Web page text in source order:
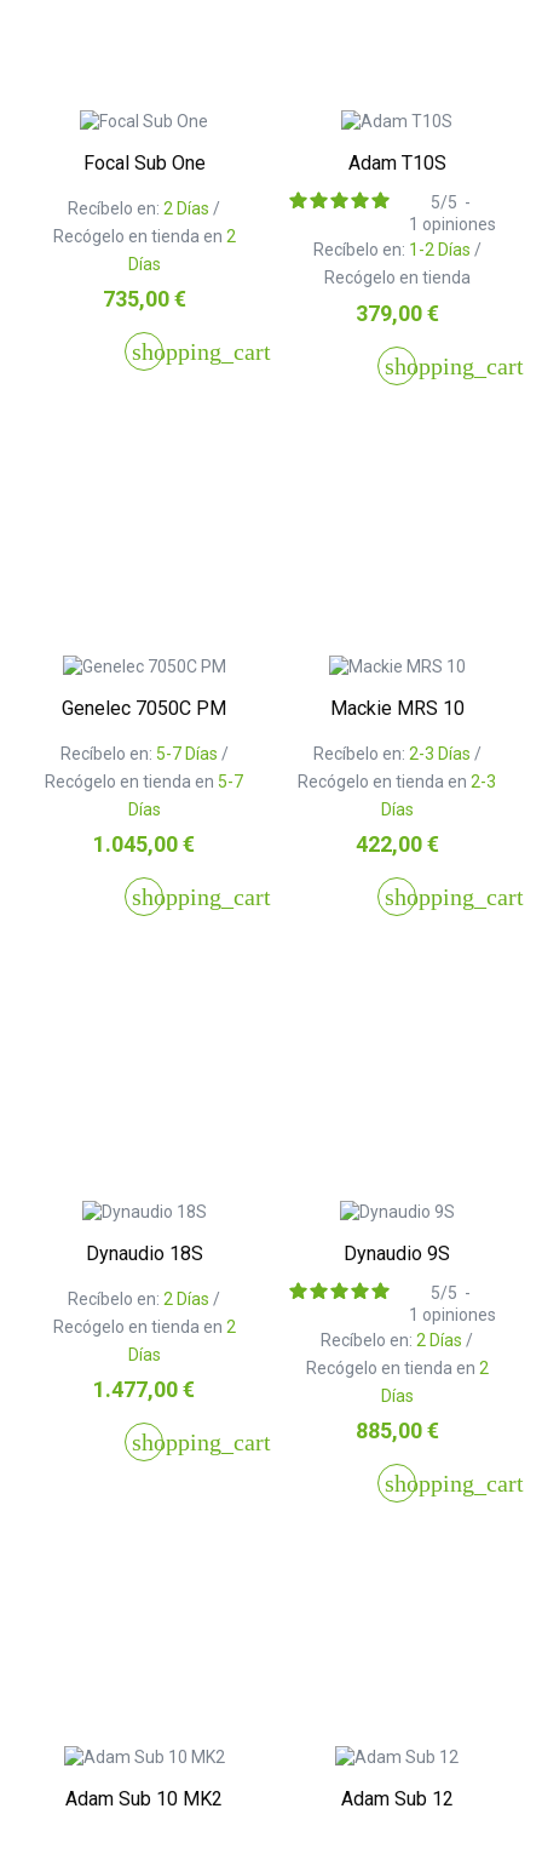
Focal Sub One
Recíbelo en: 2 Días /
Recógelo en tienda en 2
Días
Precio
735,00 €
shopping_cart
Adam T10S
Recíbelo en: 1-2 Días /
Recógelo en tienda
5/5 -
1 opiniones
Precio
379,00 €
shopping_cart
Genelec 7050C PM
Recíbelo en: 5-7 Días /
Recógelo en tienda en 5-7
Días
Precio
1.045,00 €
shopping_cart
Mackie MRS 10
Recíbelo en: 2-3 Días /
Recógelo en tienda en 2-3
Días
Precio
422,00 €
shopping_cart
Dynaudio 18S
Recíbelo en: 2 Días /
Recógelo en tienda en 2
Días
Precio
1.477,00 €
shopping_cart
Dynaudio 9S
Recíbelo en: 2 Días /
Recógelo en tienda en 2
Días
5/5 -
1 opiniones
Precio
885,00 €
shopping_cart
Adam Sub 10 MK2 Adam Sub 12